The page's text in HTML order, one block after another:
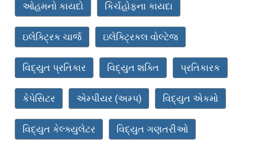
ઓહમનો કાયદો કિર્ચહોફના કાયદા
ઇલેક્ટ્રિક ચાર્જ ઇલેક્ટ્રિકલ વોલ્ટેજ
વિદ્યુત પ્રતિકાર વિદ્યુત શક્તિ પ્રતિકારક
કેપેસિટર એમ્પીયર (અમ્પ) વિદ્યુત એકમો
વિદ્યુત કેલ્ક્યુલેટર વિદ્યુત ગણતરીઓ